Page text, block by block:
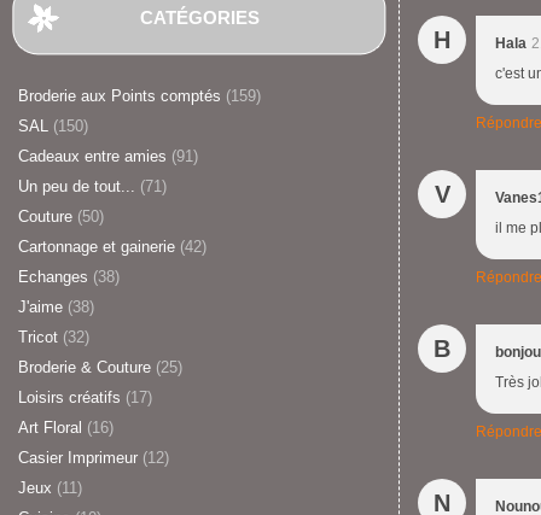
CATÉGORIES
Broderie aux Points comptés (159)
SAL (150)
Cadeaux entre amies (91)
Un peu de tout... (71)
Couture (50)
Cartonnage et gainerie (42)
Echanges (38)
J'aime (38)
Tricot (32)
Broderie & Couture (25)
Loisirs créatifs (17)
Art Floral (16)
Casier Imprimeur (12)
Jeux (11)
H Hala
c'est
Répondre
V
il me
Répondre
B
Très
Répondre
N